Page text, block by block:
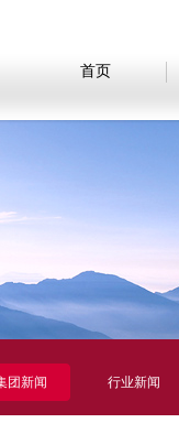
首页
团新闻 行业新闻